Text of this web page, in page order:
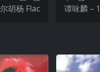
刀郎 – 2005年专辑 – 喀什噶尔胡杨 Flac